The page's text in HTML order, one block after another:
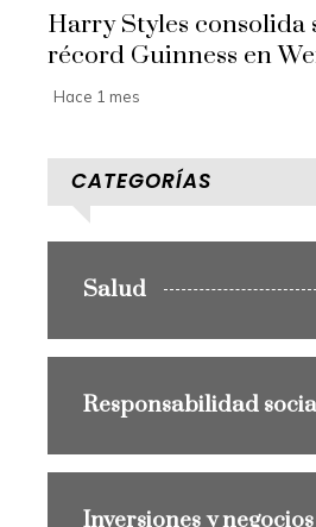
Harry Styles consolida
récord Guinness en
Hace 1 mes
CATEGORÍAS
Salud
Responsabilidad
Inversiones y negocios